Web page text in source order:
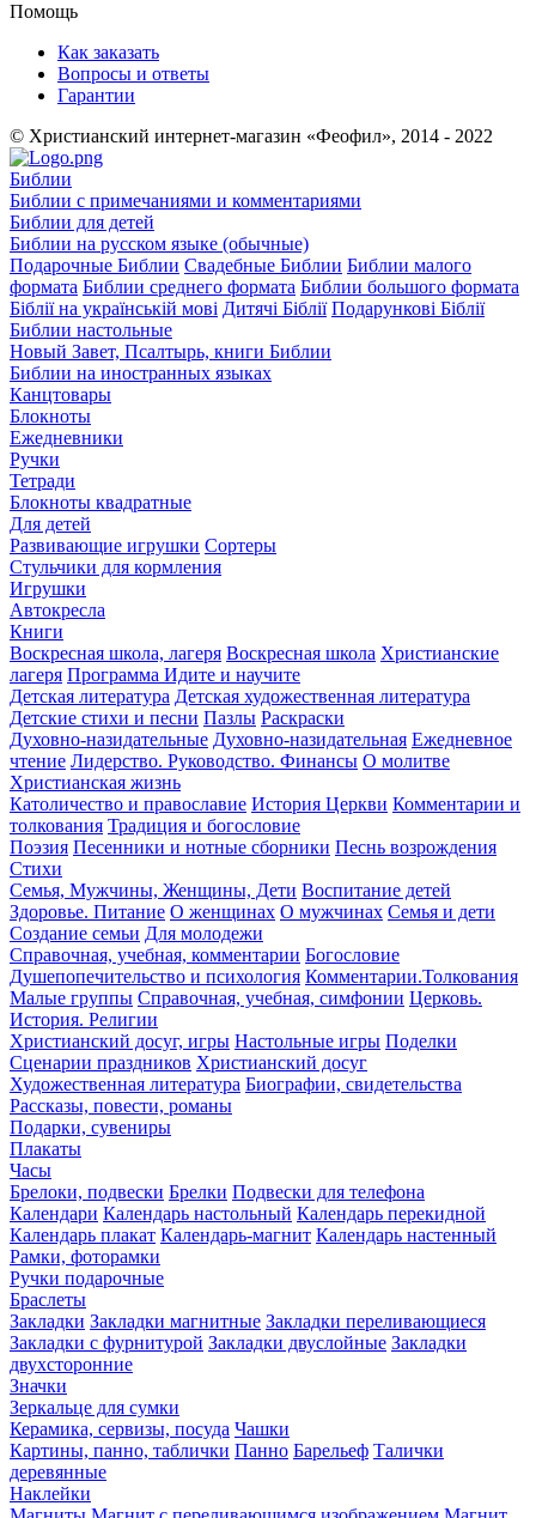
Помощь
Как заказать
Вопросы и ответы
Гарантии
© Христианский интернет-магазин «Феофил», 2014 - 2022
Библии
Библии с примечаниями и комментариями
Библии для детей
Библии на русском языке (обычные)
Подарочные Библии Свадебные Библии Библии малого
формата Библии среднего формата Библии большого формата
Біблії на українській мові Дитячі Біблії Подарункові Біблії
Библии настольные
Новый Завет, Псалтырь, книги Библии
Библии на иностранных языках
Канцтовары
Блокноты
Ежедневники
Ручки
Тетради
Блокноты квадратные
Для детей
Развивающие игрушки Сортеры
Стульчики для кормления
Игрушки
Автокресла
Книги
Воскресная школа, лагеря Воскресная школа Христианские
лагеря Программа Идите и научите
Детская литература Детская художественная литература
Детские стихи и песни Пазлы Раскраски
Духовно-назидательные Духовно-назидательная Ежедневное
чтение Лидерство. Руководство. Финансы О молитве
Христианская жизнь
Католичество и православие История Церкви Комментарии и
толкования Традиция и богословие
Поэзия Песенники и нотные сборники Песнь возрождения
Стихи
Семья, Мужчины, Женщины, Дети Воспитание детей
Здоровье. Питание О женщинах О мужчинах Семья и дети
Создание семьи Для молодежи
Справочная, учебная, комментарии Богословие
Душепопечительство и психология Комментарии.Толкования
Малые группы Справочная, учебная, симфонии Церковь.
История. Религии
Христианский досуг, игры Настольные игры Поделки
Сценарии праздников Христианский досуг
Художественная литература Биографии, свидетельства
Рассказы, повести, романы
Подарки, сувениры
Плакаты
Часы
Брелоки, подвески Брелки Подвески для телефона
Календари Календарь настольный Календарь перекидной
Календарь плакат Календарь-магнит Календарь настенный
Рамки, фоторамки
Ручки подарочные
Браслеты
Закладки Закладки магнитные Закладки переливающиеся
Закладки с фурнитурой Закладки двуслойные Закладки
двухсторонние
Значки
Зеркальце для сумки
Керамика, сервизы, посуда Чашки
Картины, панно, таблички Панно Барельеф Талички
деревянные
Наклейки